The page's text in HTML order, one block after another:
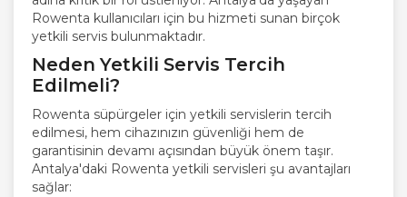
Rowenta kullanıcıları için bu hizmeti sunan birçok
yetkili servis bulunmaktadır.
Neden Yetkili Servis Tercih
Edilmeli?
Rowenta süpürgeler için yetkili servislerin tercih
edilmesi, hem cihazınızın güvenliği hem de
garantisinin devamı açısından büyük önem taşır.
Antalya'daki Rowenta yetkili servisleri şu avantajları
sağlar: